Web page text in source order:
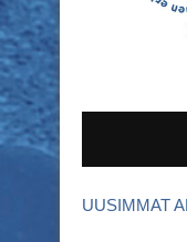
UUSIMMAT